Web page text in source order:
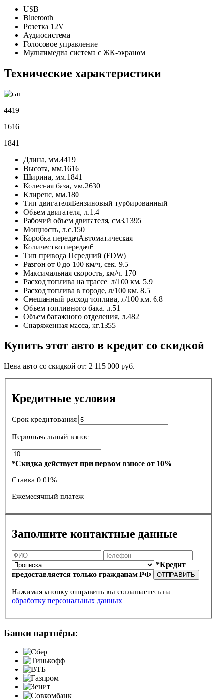
USB
Bluetooth
Розетка 12V
Аудиосистема
Голосовое управление
Мультимедиа система с ЖК-экраном
Технические характеристики
4419
1616
1841
Длина, мм.4419
Высота, мм.1616
Ширина, мм.1841
Колесная база, мм.2630
Клиренс, мм.180
Тип двигателяБензиновый турбированный
Объем двигателя, л.1.4
Рабочий объем двигателя, см3.1395
Мощность, л.с.150
Коробка передачАвтоматическая
Количество передач6
Тип привода Передний (FDW)
Разгон от 0 до 100 км/ч, сек. 9.5
Максимальная скорость, км/ч. 170
Расход топлива на трассе, л/100 км. 5.9
Расход топлива в городе, л/100 км. 8.5
Смешанный расход топлива, л/100 км. 6.8
Объем топливного бака, л.51
Объем багажного отделения, л.482
Снаряженная масса, кг.1355
Купить этот авто в кредит со скидкой
Цена авто со скидкой от: 2 115 000 руб.
Кредитные условия
Срок кредитования
Первоначальный взнос
*Скидка действует при первом взносе от 10%
Ставка 0.01%
Ежемесячный платеж
Заполните контактные данные
*Кредит
предоставляется только гражданам РФ
ОТПРАВИТЬ
Нажимая кнопку отправить вы соглашаетесь на
обработку персональных данных
Банки партнёры: